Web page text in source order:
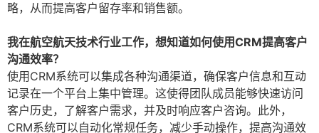
略，从而提高客户留存率和销售额。
我在航空航天技术行业工作，想知道如何使用CRM提高客户
沟通效率？
使用CRM系统可以集成各种沟通渠道，确保客户信息和互动
记录在一个平台上集中管理。这使得团队成员能够快速访问
客户历史，了解客户需求，并及时响应客户咨询。此外，
CRM系统可以自动化常规任务，减少手动操作，提高沟通效